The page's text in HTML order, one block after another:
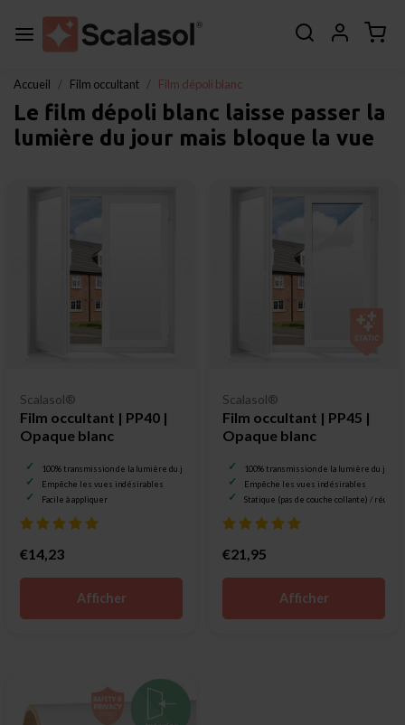
Accueil Film occultant Film dépoli blanc
Le film dépoli blanc laisse passer la
lumière du jour mais bloque la vue
Scalasol®
Film occultant | PP40 |
Opaque blanc
100% transmission de la lumière du jour
Empêche les vues indésirables
Facile à appliquer
€14,23
Afficher
Scalasol®
Film occultant | PP45 |
Opaque blanc
100% transmission de la lumière du jour
Empêche les vues indésirables
Statique (pas de couche collante) /
€21,95
Afficher